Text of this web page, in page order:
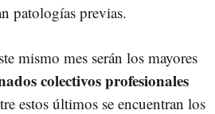
patologías previas.
mismo mes serán los mayores
colectivos profesionales
estos últimos se encuentran los